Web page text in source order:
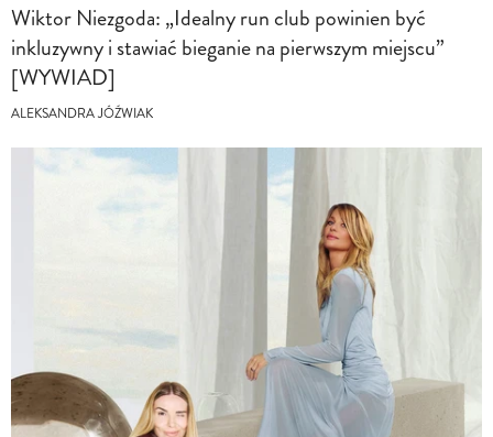
Wiktor Niezgoda: „Idealny run club powinien być
inkluzywny i stawiać bieganie na pierwszym miejscu”
[WYWIAD]
ALEKSANDRA JÓŹWIAK